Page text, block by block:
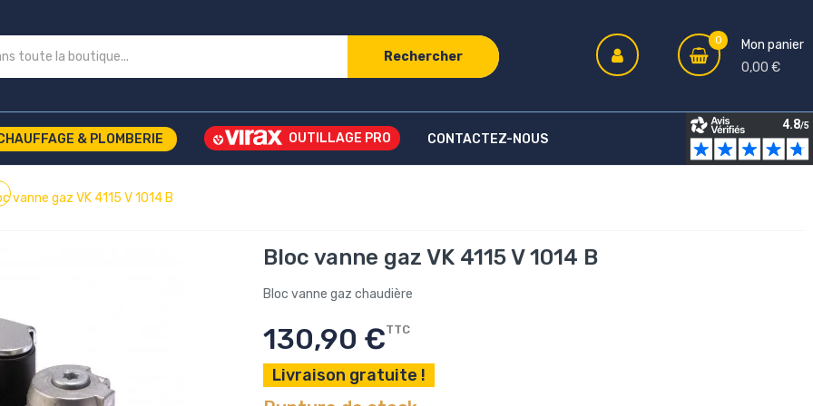
Rechercher
0
Mon panier
0,00 €
& PLOMBERIE CONTACTEZ-NOUS
vanne gaz VK 4115 V 1014 B
Bloc vanne gaz VK 4115 V 1014 B
Bloc vanne gaz chaudière
130,90 €TTC
Livraison gratuite !